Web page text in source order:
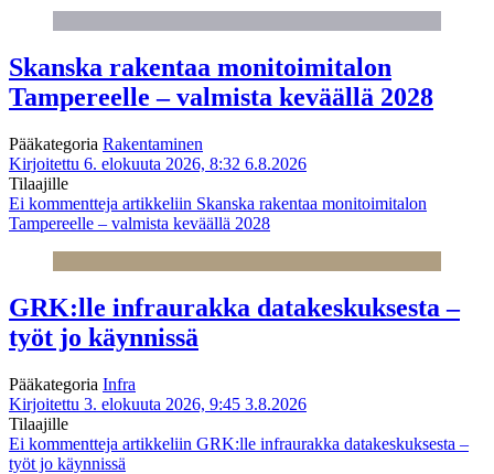
Skanska rakentaa monitoimitalon
Tampereelle – valmista keväällä 2028
Pääkategoria Rakentaminen
Kirjoitettu 6. elokuuta 2026, 8:32 6.8.2026
Tilaajille
Ei kommentteja artikkeliin Skanska rakentaa monitoimitalon
Tampereelle – valmista keväällä 2028
GRK:lle infraurakka datakeskuksesta –
työt jo käynnissä
Pääkategoria Infra
Kirjoitettu 3. elokuuta 2026, 9:45 3.8.2026
Tilaajille
Ei kommentteja artikkeliin GRK:lle infraurakka datakeskuksesta –
työt jo käynnissä